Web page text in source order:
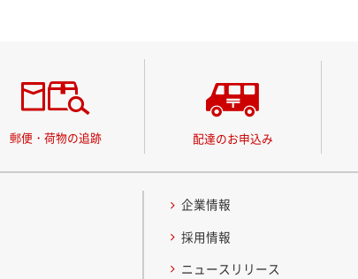
郵便・荷物の追跡 配達のお申込み
企業情報
採用情報
ニュースリリース